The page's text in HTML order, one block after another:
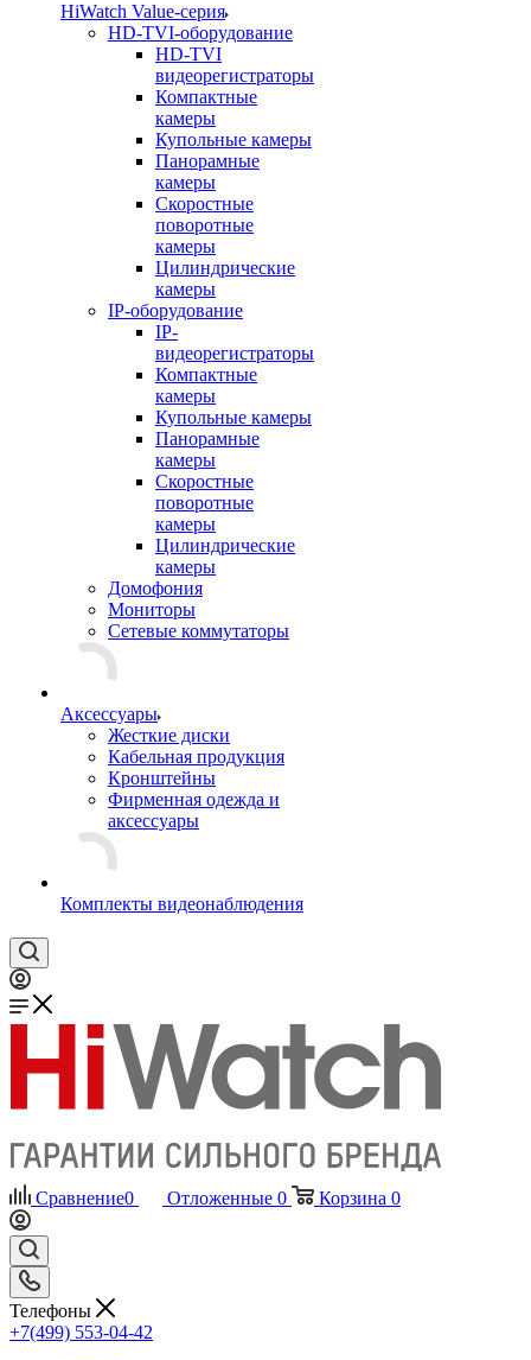
HiWatch Value-серия
HD-TVI-оборудование
HD-TVI
видеорегистраторы
Компактные
камеры
Купольные камеры
Панорамные
камеры
Скоростные
поворотные
камеры
Цилиндрические
камеры
IP-оборудование
IP-
видеорегистраторы
Компактные
камеры
Купольные камеры
Панорамные
камеры
Скоростные
поворотные
камеры
Цилиндрические
камеры
Домофония
Мониторы
Сетевые коммутаторы
Аксессуары
Жесткие диски
Кабельная продукция
Кронштейны
Фирменная одежда и
аксессуары
Комплекты видеонаблюдения
Сравнение0 Отложенные 0 Корзина 0
Телефоны
+7(499) 553-04-42